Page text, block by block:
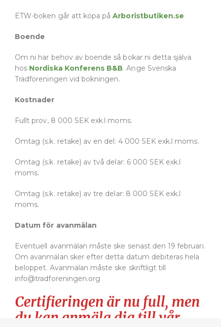
ETW-boken går att köpa påArboristbutiken.se
Boende
Om ni har behov av boende så bokar ni detta själva
hos Nordiska Konferens B&B. Ange Svenska
Trädföreningen vid bokningen.
Kostnader
Fullt prov, 8 000 SEK exk.l moms.
Omtag (s.k. retake) av en del: 4 000 SEK exk.l moms.
Omtag (s.k. retake) av två delar: 6 000 SEK exk.l
moms.
Omtag (s.k. retake) av tre delar: 8 000 SEK exk.l
moms.
Datum för avanmälan
Eventuell avanmälan måste ske senast den 19 februari.
Om avanmälan sker efter detta datum debiteras hela
beloppet. Avanmälan måste ske skriftligt till
info@tradforeningen.org
Certifieringen är nu full, men
du kan anmäla dig till vår